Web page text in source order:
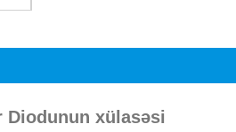
Diodunun xülasəsi